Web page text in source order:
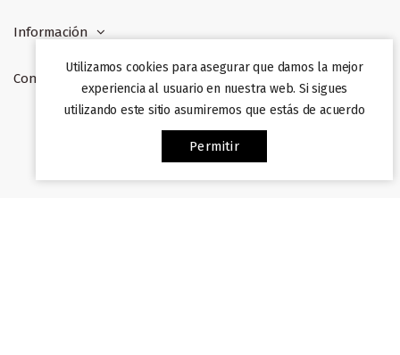
Información
Contacto
Utilizamos cookies para asegurar que damos la mejor
experiencia al usuario en nuestra web. Si sigues
utilizando este sitio asumiremos que estás de acuerdo
Permitir
Afiliazon. Prohibida su copia. 2022